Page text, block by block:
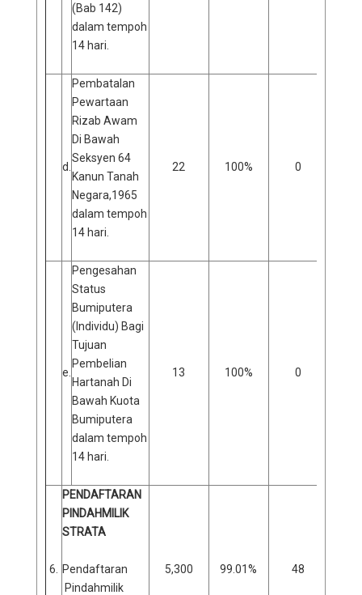
(Bab 142)
dalam tempoh
14 hari.
d.
Pembatalan
Pewartaan
Rizab Awam
Di Bawah
Seksyen 64
Kanun Tanah
Negara,1965
dalam tempoh
14 hari.
22 100% 0
e.
Pengesahan
Status
Bumiputera
(Individu) Bagi
Tujuan
Pembelian
Hartanah Di
Bawah Kuota
Bumiputera
dalam tempoh
14 hari.
13 100% 0
6.
PENDAFTARAN
PINDAHMILIK
STRATA
Pendaftaran
Pindahmilik
5,300 99.01% 48